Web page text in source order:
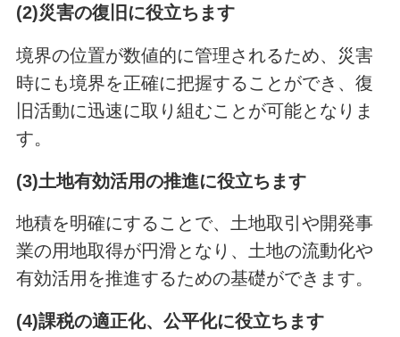
(2)災害の復旧に役立ちます
境界の位置が数値的に管理されるため、災害
時にも境界を正確に把握することができ、復
旧活動に迅速に取り組むことが可能となりま
す。
(3)土地有効活用の推進に役立ちます
地積を明確にすることで、土地取引や開発事
業の用地取得が円滑となり、土地の流動化や
有効活用を推進するための基礎ができます。
(4)課税の適正化、公平化に役立ちます